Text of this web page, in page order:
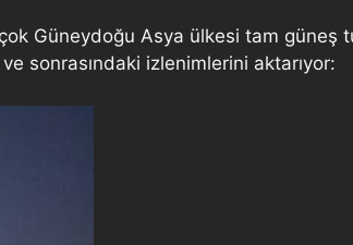
Güneydoğu Asya ülkesi tam güneş
sonrasındaki izlenimlerini aktarıyor: